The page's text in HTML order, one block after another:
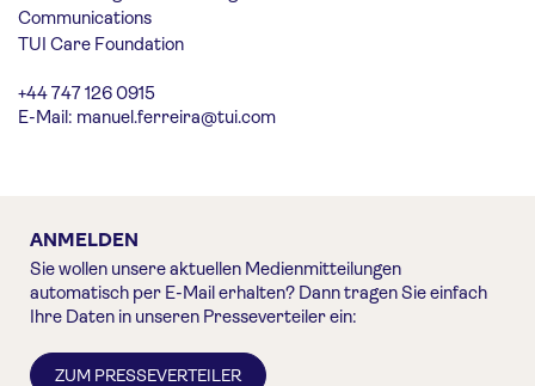
Communications
TUI Care Foundation
+44 747 126 0915
E-Mail: manuel.ferreira@tui.com
ANMELDEN
Sie wollen unsere aktuellen Medienmitteilungen
automatisch per E-Mail erhalten? Dann tragen Sie einfach
Ihre Daten in unseren Presseverteiler ein:
ZUM PRESSEVERTEILER